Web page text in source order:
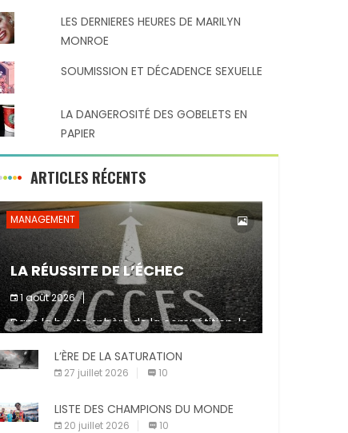
LES DERNIERES HEURES DE MARILYN
MONROE
SOUMISSION ET DÉCADENCE SEXUELLE
LA DANGEROSITÉ DES GOBELETS EN
PAPIER
ARTICLES RÉCENTS
MANAGEMENT
LA RÉUSSITE DE L’ÉCHEC
1 août 2026
Dans la haute sphère de la compétition, le
fait de ne pas atteindre un objectif est un
signe d’incompétence et une source de
sanctions diverses (avertissement, […]
L’ÈRE DE LA SATURATION
27 juillet 2026 10
LISTE DES CHAMPIONS DU MONDE
20 juillet 2026 10